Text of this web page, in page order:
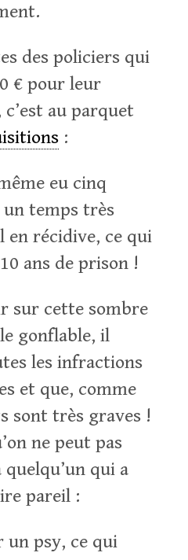
des policiers qui
€ pour leur
au parquet
:
eu cinq
temps très
en récidive, ce qui
ans de prison !
sur cette sombre
gonflable, il
les infractions
et que, comme
sont très graves !
ne peut pas
qui a
pareil :
psy, ce qui